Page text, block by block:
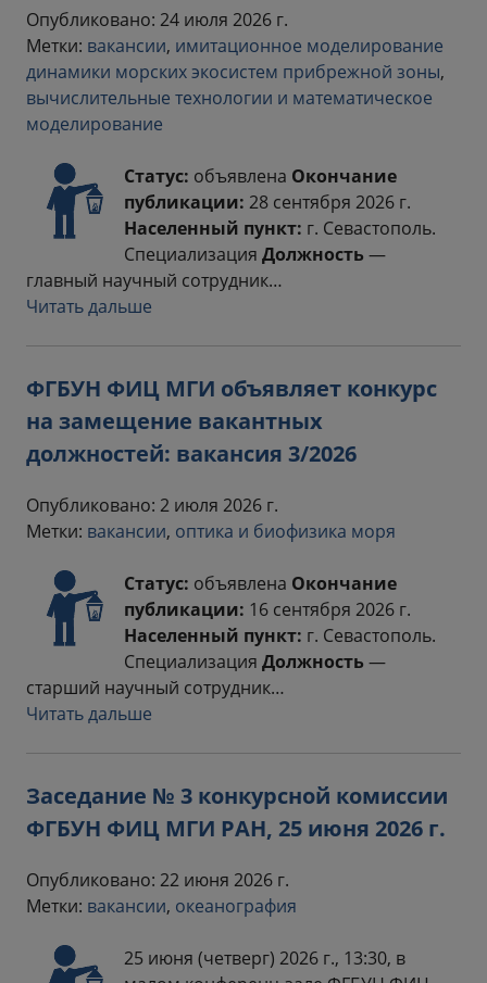
Опубликовано: 24 июля 2026 г.
Метки: вакансии, имитационное моделирование
динамики морских экосистем прибрежной зоны,
вычислительные технологии и математическое
моделирование
Статус: объявлена Окончание
публикации: 28 сентября 2026 г.
Населенный пункт: г. Севастополь.
Специализация Должность —
главный научный сотрудник…
Читать дальше
ФГБУН ФИЦ МГИ объявляет конкурс
на замещение вакантных
должностей: вакансия 3/2026
Опубликовано: 2 июля 2026 г.
Метки: вакансии, оптика и биофизика моря
Статус: объявлена Окончание
публикации: 16 сентября 2026 г.
Населенный пункт: г. Севастополь.
Специализация Должность —
старший научный сотрудник…
Читать дальше
Заседание № 3 конкурсной комиссии
ФГБУН ФИЦ МГИ РАН, 25 июня 2026 г.
Опубликовано: 22 июня 2026 г.
Метки: вакансии, океанография
25 июня (четверг) 2026 г., 13:30, в